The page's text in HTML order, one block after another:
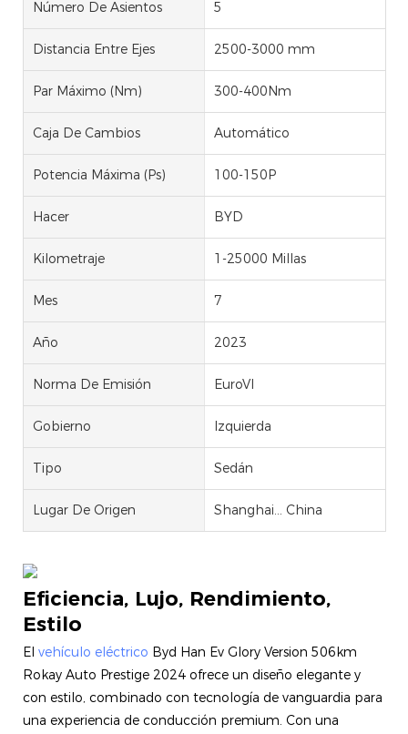
Número De Asientos 5
Distancia Entre Ejes 2500-3000 mm
Par Máximo (Nm) 300-400Nm
Caja De Cambios Automático
Potencia Máxima (Ps) 100-150P
Hacer BYD
Kilometraje 1-25000 Millas
Mes 7
Año 2023
Norma De Emisión EuroVI
Gobierno Izquierda
Tipo Sedán
Lugar De Origen Shanghai... China
Eficiencia, Lujo, Rendimiento,
Estilo
El vehículo eléctrico Byd Han Ev Glory Version 506km
Rokay Auto Prestige 2024 ofrece un diseño elegante y
con estilo, combinado con tecnología de vanguardia para
una experiencia de conducción premium. Con una